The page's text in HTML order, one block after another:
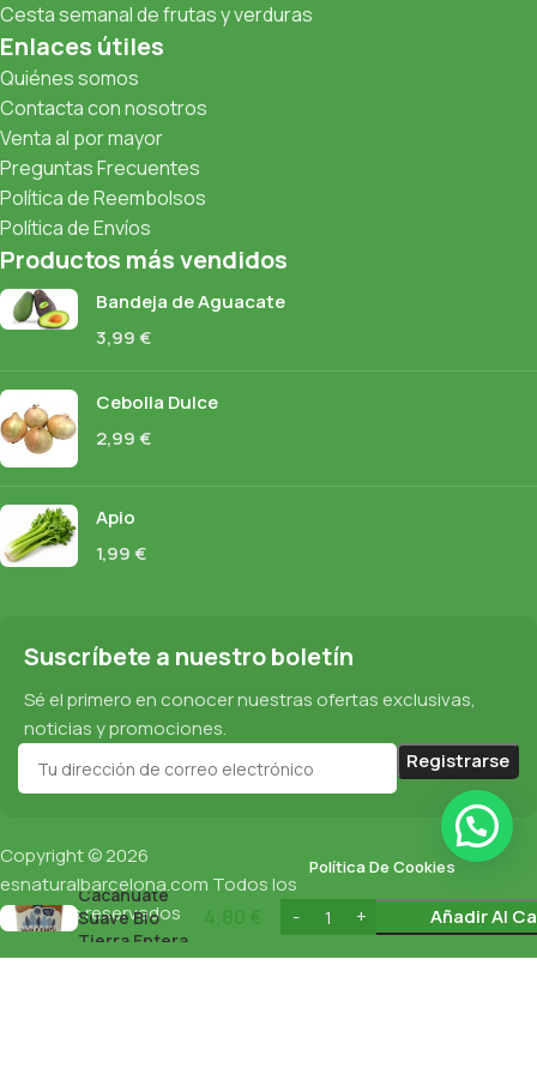
Cesta semanal de frutas y verduras
Enlaces útiles
Quiénes somos
Contacta con nosotros
Venta al por mayor
Preguntas Frecuentes
Política de Reembolsos
Política de Envíos
Productos más vendidos
Bandeja de Aguacate
3,99€
Cebolla Dulce
2,99€
Apio
1,99€
Suscríbete a nuestro boletín
Sé el primero en conocer nuestras ofertas exclusivas,
noticias y promociones.
Copyright © 2026
esnaturalbarcelona.com Todos los
derechos reservados
Política De Cookies
Protección De Datos
Cacahuate
Suave Bio
Tierra Entera
227G
Añadir Al